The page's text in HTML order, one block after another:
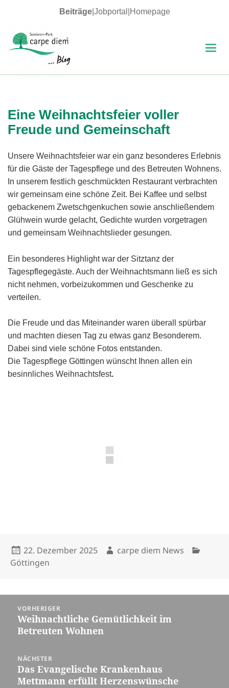
Beiträge| Jobportal Homepage
Eine Weihnachtsfeier voller
Freude und Gemeinschaft
Unsere Weihnachtsfeier war ein ganz besonderes Erlebnis
für die Gäste der Tagespflege und des Betreuten Wohnens.
In unserem festlich geschmückten Restaurant verbrachten
wir gemeinsam eine schöne Zeit. Bei Kaffee und selbst
gebackenem Zwetschgenkuchen sowie anschließendem
Glühwein wurde gelacht, Gedichte wurden vorgetragen
und gemeinsam Weihnachtslieder gesungen.
Ein besonderes Highlight war der Sitztanz der
Tagespflegegäste. Auch der Weihnachtsmann ließ es sich
nicht nehmen, vorbeizukommen und Geschenke zu
verteilen.
Die Freude und das Miteinander waren überall spürbar
und machten diesen Tag zu etwas ganz Besonderem.
Dabei sind viele schöne Fotos entstanden.
Die Tagespflege Göttingen wünscht Ihnen allen ein
besinnliches Weihnachtsfest.
Veröffentlicht
am
22. Dezember 2025 Autor
carpe diem News
Göttingen
Beitragsnavigation
VORHERIGER
Vorheriger
Beitrag:
Weihnachtliche Gemütlichkeit im
Betreuten Wohnen
NÄCHSTER
Nächster
Beitrag:
Das Evangelische Krankenhaus
Mettmann erfüllt Herzenswünsche